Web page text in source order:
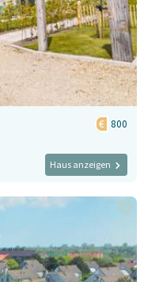
800
Haus anzeigen